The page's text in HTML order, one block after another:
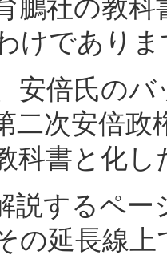
鵬社の教
けであり
倍氏のバ
二次安倍政
科書と化し
するペー
の延長線